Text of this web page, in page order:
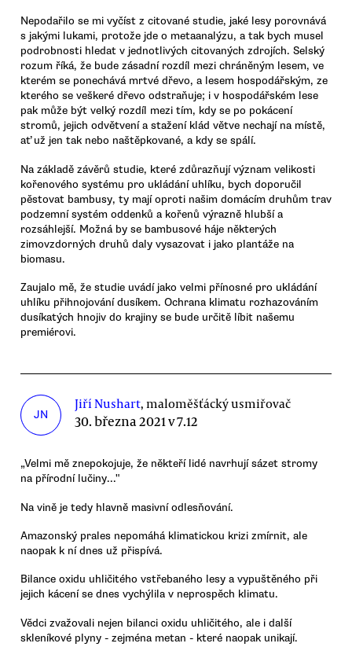
Nepodařilo se mi vyčíst z citované studie, jaké lesy porovnává
s jakými lukami, protože jde o metaanalýzu, a tak bych musel
podrobnosti hledat v jednotlivých citovaných zdrojích. Selský
rozum říká, že bude zásadní rozdíl mezi chráněným lesem, ve
kterém se ponechává mrtvé dřevo, a lesem hospodářským, ze
kterého se veškeré dřevo odstraňuje; i v hospodářském lese
pak může být velký rozdíl mezi tím, kdy se po pokácení
stromů, jejich odvětvení a stažení klád větve nechají na místě,
ať už jen tak nebo naštěpkované, a kdy se spálí.
Na základě závěrů studie, které zdůrazňují význam velikosti
kořenového systému pro ukládání uhlíku, bych doporučil
pěstovat bambusy, ty mají oproti našim domácím druhům trav
podzemní systém oddenků a kořenů výrazně hlubší a
rozsáhlejší. Možná by se bambusové háje některých
zimovzdorných druhů daly vysazovat i jako plantáže na
biomasu.
Zaujalo mě, že studie uvádí jako velmi přínosné pro ukládání
uhlíku přihnojování dusíkem. Ochrana klimatu rozhazováním
dusíkatých hnojiv do krajiny se bude určitě líbit našemu
premiérovi.
JN
Jiří Nushart, maloměšťácký usmiřovač
30. března 2021 v 7.12
„Velmi mě znepokojuje, že někteří lidé navrhují sázet stromy
na přírodní lučiny..."
Na vině je tedy hlavně masivní odlesňování.
Amazonský prales nepomáhá klimatickou krizi zmírnit, ale
naopak k ní dnes už přispívá.
Bilance oxidu uhličitého vstřebaného lesy a vypuštěného při
jejich kácení se dnes vychýlila v neprospěch klimatu.
Vědci zvažovali nejen bilanci oxidu uhličitého, ale i další
skleníkové plyny - zejména metan - které naopak unikají.